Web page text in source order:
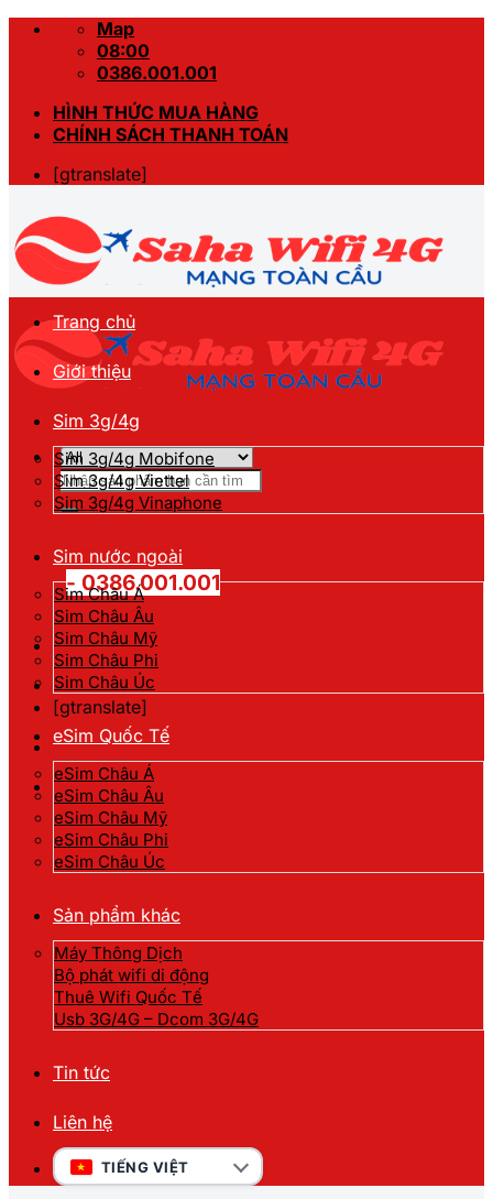
Skip
Map
08:00
0386.001.001
HÌNH THỨC MUA HÀNG
CHÍNH SÁCH THANH TOÁN
[gtranslate]
Tìm
kiếm:
Hotline đặt hàng
- 0386.001.001
[gtranslate]
Trang chủ
Giới thiệu
Sim 3g/4g
Sim 3g/4g Mobifone
Sim 3g/4g Viettel
Sim 3g/4g Vinaphone
Sim nước ngoài
Sim Châu Á
Sim Châu Âu
Sim Châu Mỹ
Sim Châu Phi
Sim Châu Úc
eSim Quốc Tế
eSim Châu Á
eSim Châu Âu
eSim Châu Mỹ
eSim Châu Phi
eSim Châu Úc
Sản phẩm khác
Máy Thông Dịch
Bộ phát wifi di động
Thuê Wifi Quốc Tế
Usb 3G/4G – Dcom 3G/4G
Tin tức
Liên hệ
TIẾNG VIỆT